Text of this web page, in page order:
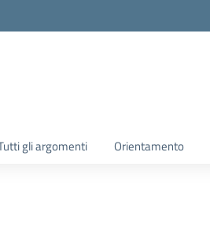
gli argomenti Orientamento